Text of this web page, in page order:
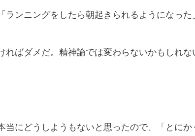
ンニングをしたら朝起きられるようになった
ればダメだ。精神論では変わらないかもしれな
にどうしようもないと思ったので、「とにか